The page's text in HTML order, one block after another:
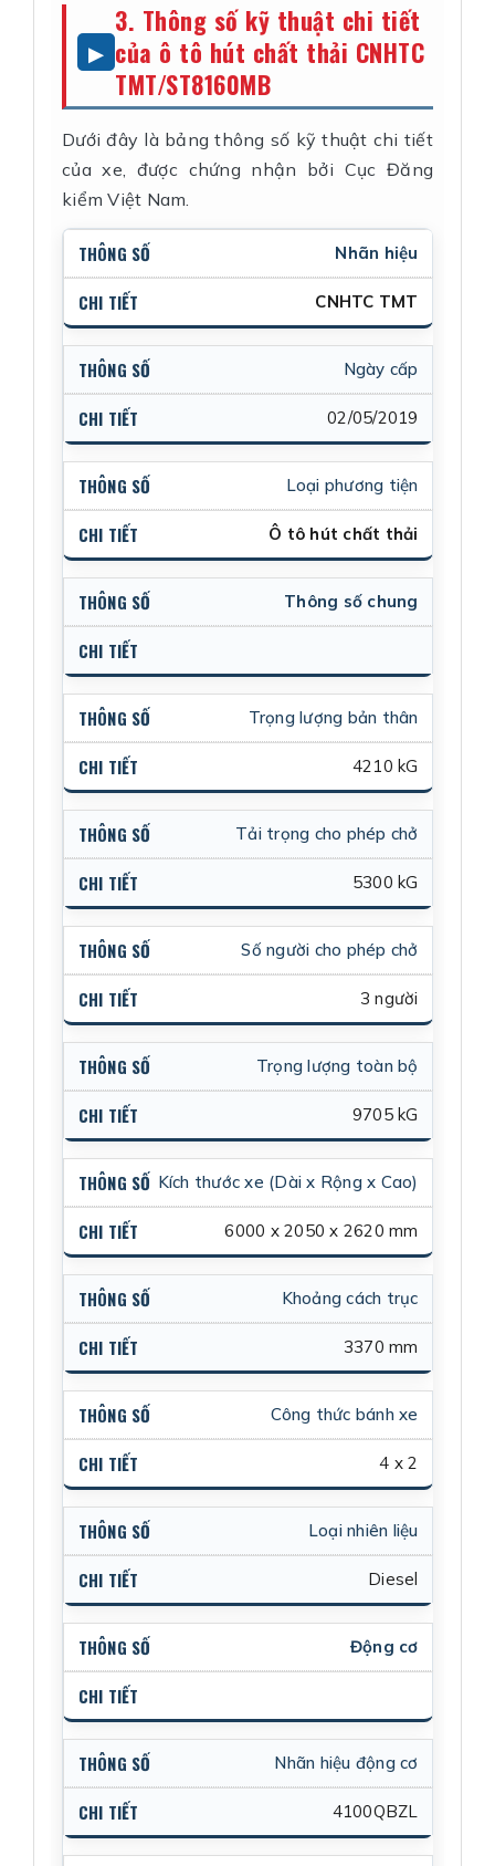
3. Thông số kỹ thuật chi tiết
của ô tô hút chất thải CNHTC
TMT/ST8160MB
Dưới đây là bảng thông số kỹ thuật chi tiết
của xe, được chứng nhận bởi Cục Đăng
kiểm Việt Nam.
Nhãn hiệu
CNHTC TMT
Ngày cấp
02/05/2019
Loại phương tiện
Ô tô hút chất thải
Thông số chung
Trọng lượng bản thân
4210 kG
Tải trọng cho phép chở
5300 kG
Số người cho phép chở
3 người
Trọng lượng toàn bộ
9705 kG
Kích thước xe (Dài x Rộng x Cao)
6000 x 2050 x 2620 mm
Khoảng cách trục
3370 mm
Công thức bánh xe
4 x 2
Loại nhiên liệu
Diesel
Động cơ
Nhãn hiệu động cơ
4100QBZL